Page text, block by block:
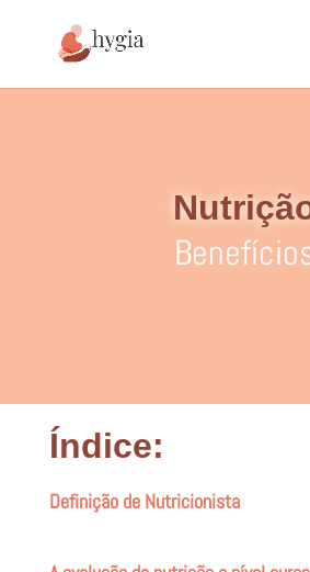
Índice:
Definição de Nutricionista